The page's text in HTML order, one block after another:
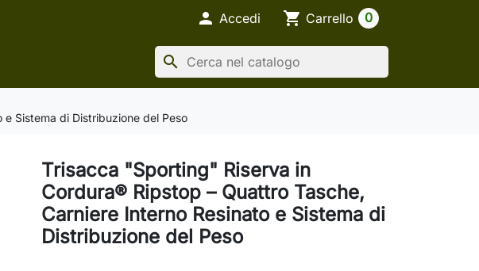
 Accedi shopping_cart Carrello 0
search
Sistema di Distribuzione del Peso
Trisacca "Sporting" Riserva in
Cordura® Ripstop – Quattro Tasche,
Carniere Interno Resinato e Sistema di
Distribuzione del Peso